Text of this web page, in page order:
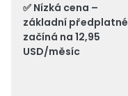
✅ Nízká cena –
základní předplatné
začíná na 12,95
USD/měsíc